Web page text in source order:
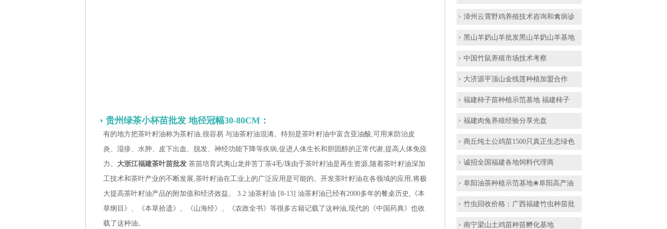
贵州绿茶小杯苗批发 地径冠幅30-80CM：
有的地方把茶叶籽油称为茶籽油,很容易 与油茶籽油混淆。特别是茶叶籽油中富含亚油酸,可用来防治皮
炎、湿疹、水肿、皮下出血、脱发、神经功能下降等疾病,促进人体生长和胆固醇的正常代谢,提高人体免疫
力。 大浙江福建茶叶苗批发 茶苗培育武夷山龙井苦丁茶4毛/珠由于茶叶籽油是再生资源,随着茶叶籽油深加
工技术和茶叶产业的不断发展,茶叶籽油在工业上的广泛应用是可能的。开发茶叶籽油在各领域的应用,将极
大提高茶叶籽油产品的附加值和经济效益。 3.2 油茶籽油 [8-13] 油茶籽油已经有2000多年的餐桌历史,《本
草纲目》、《本草拾遗》、《山海经》、《农政全书》等很多古籍记载了这种油,现代的《中国药典》也收
载了这种油。
漳州云霄野鸡养殖技术咨询和禽病诊
黑山羊奶山羊批发黑山羊奶山羊基地
中国竹鼠养殖市场技术考察
大济源平顶山金线莲种植加盟合作
福建柿子苗种植示范基地 福建柿子
福建肉兔养殖经验分享光盘
商丘纯土公鸡苗1500只真正生态绿色
诚招全国福建各地饲料代理商
阜阳油茶种植示范基地❀阜阳高产油
竹虫回收价格：广西福建竹虫种苗批
南宁梁山土鸡苗种苗孵化基地